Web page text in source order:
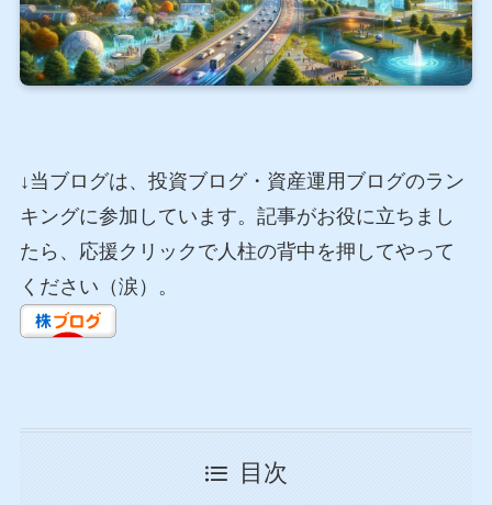
↓当ブログは、投資ブログ・資産運用ブログのラン
キングに参加しています。記事がお役に立ちまし
たら、応援クリックで人柱の背中を押してやって
ください（涙）。
目次